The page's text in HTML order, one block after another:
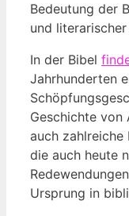
Bedeutung der
und⁤
In der Bibel
Jahrhunderten
Geschichte von
‍auch zahlreiche
die auch ‌heute
Ursprung in